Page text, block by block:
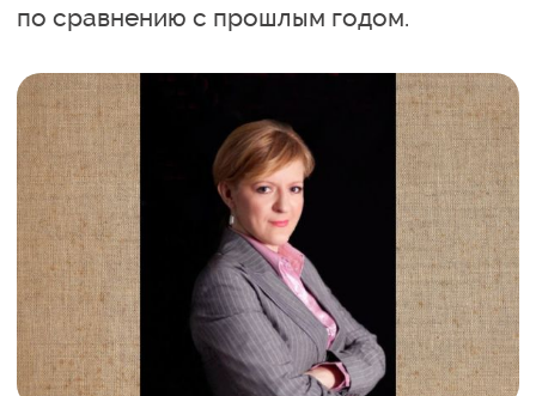
по сравнению с прошлым годом.